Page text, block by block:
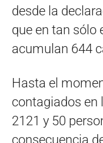
desde la
que en tan sólo
acumulan 644
Hasta el
contagiados en
2121 y 50
consecuencia